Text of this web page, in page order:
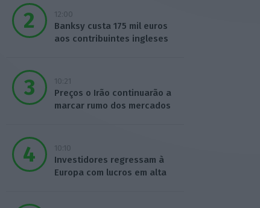
12:00
Banksy custa 175 mil euros
aos contribuintes ingleses
10:21
Preços o Irão continuarão a
marcar rumo dos mercados
10:10
Investidores regressam à
Europa com lucros em alta